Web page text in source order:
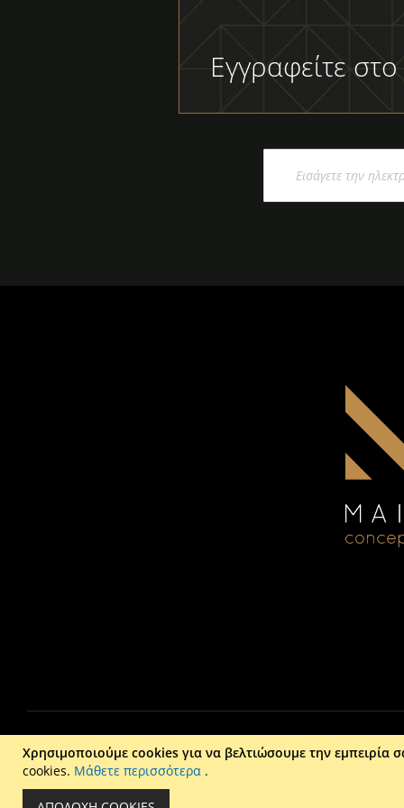
Εγγραφείτε
Χρησιμοποιούμε cookies για να βελτιώσουμε την εμπειρία
cookies. Μάθετε περισσότερα .